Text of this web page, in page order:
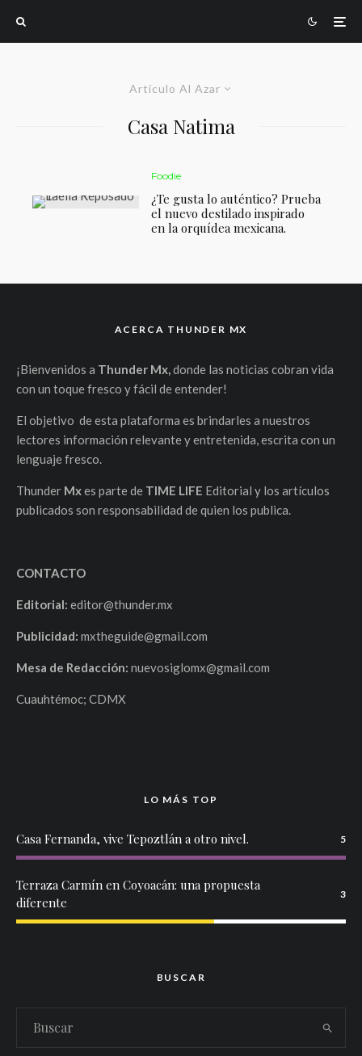
Artículo Al Azar
Casa Natima
Foodie
¿Te gusta lo auténtico? Prueba
el nuevo destilado inspirado
en la orquídea mexicana.
ACERCA THUNDER MX
¡Bienvenidos a Thunder Mx,donde las noticias cobran vida
con un toque fresco y fácil de entender!
El objetivo de esta plataforma es brindarles a nuestros
lectores información relevante y entretenida, escrita con un
lenguaje fresco.
Thunder Mxes parte de TIME LIFE Editorial y los artículos
publicados son responsabilidad de quien los publica.
CONTACTO
Editorial: editor@thunder.mx
Publicidad: mxtheguide@gmail.com
Mesa de Redacción: nuevosiglomx@gmail.com
Cuauhtémoc; CDMX
LO MÁS TOP
Casa Fernanda, vive Tepoztlán a otro nivel. 5
Terraza Carmín en Coyoacán: una propuesta
diferente
3
BUSCAR